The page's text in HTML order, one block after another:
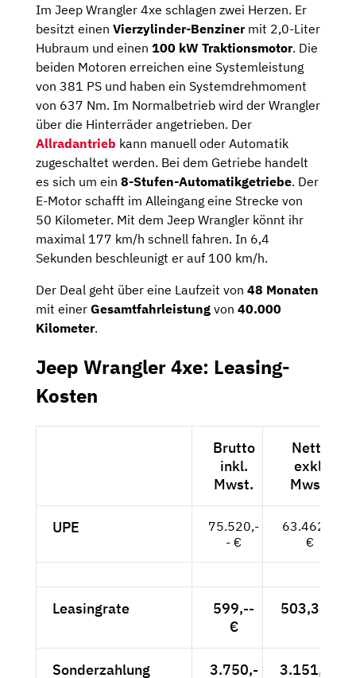
Im Jeep Wrangler 4xe schlagen zwei Herzen. Er
besitzt einen Vierzylinder-Benzinermit 2,0-Liter
Hubraum und einen 100 kW Traktionsmotor. Die
beiden Motoren erreichen eine Systemleistung
von 381 PS und haben ein Systemdrehmoment
von 637 Nm. Im Normalbetrieb wird der Wrangler
über die Hinterräder angetrieben. Der
Allradantrieb kann manuell oder Automatik
zugeschaltet werden. Bei dem Getriebe handelt
es sich um ein 8-Stufen-Automatikgetriebe. Der
E-Motor schafft im Alleingang eine Strecke von
50 Kilometer. Mit dem Jeep Wrangler könnt ihr
maximal 177 km/h schnell fahren. In 6,4
Sekunden beschleunigt er auf 100 km/h.
Der Deal geht über eine Laufzeit von 48 Monaten
mit einer Gesamtfahrleistung von 40.000
Kilometer.
Jeep Wrangler 4xe: Leasing-
Kosten
Brutto
inkl.
Mwst.
Netto
exkl.
Mwst.
UPE
75.520,-
- €
63.462,--
€
Leasingrate
599,--
€
503,36 €
Sonderzahlung 3.750,- 3.151,26